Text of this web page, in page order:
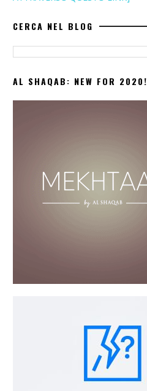
CERCA NEL BLOG
AL SHAQAB: NEW FOR 2020!